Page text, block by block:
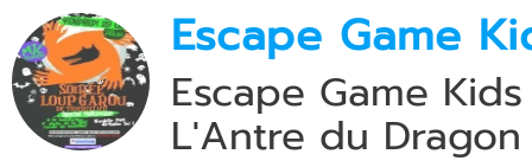
Escape Game
Escape Game Kids
L'Antre du Dragon